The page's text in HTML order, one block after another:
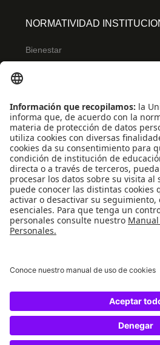
NORMATIVIDAD
Bienestar
Ley de transparencia
ENLACES RÁPIDOS
Centro de español
Conecta-TE
Convivencia y transparencia
Reconocimiento como Universidad: Decreto
Minjusticia.